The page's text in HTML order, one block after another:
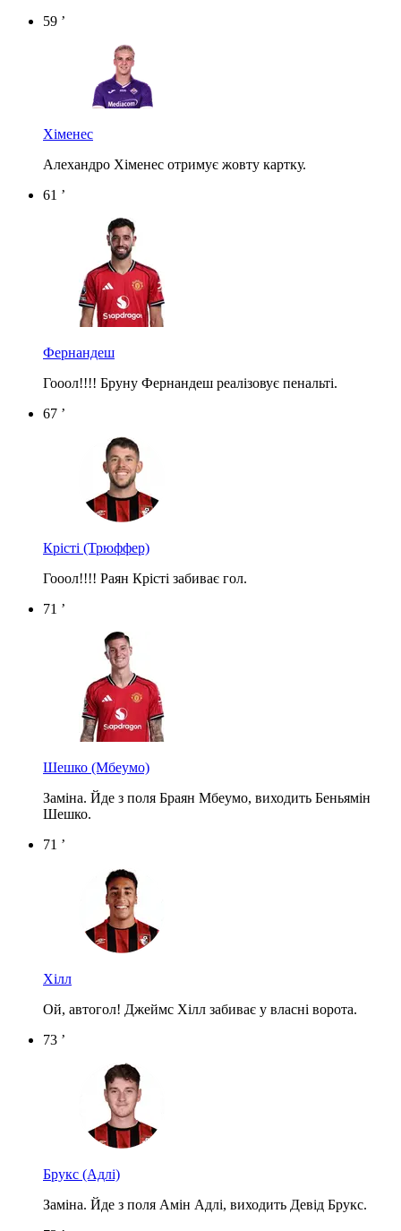
59 ’
Хіменес
Алехандро Хіменес отримує жовту картку.
61 ’
Фернандеш
Гооол!!!! Бруну Фернандеш реалізовує пенальті.
67 ’
Крісті (Трюффер)
Гооол!!!! Раян Крісті забиває гол.
71 ’
Шешко (Мбеумо)
Заміна. Йде з поля Браян Мбеумо, виходить Беньямін
Шешко.
71 ’
Хілл
Ой, автогол! Джеймс Хілл забиває у власні ворота.
73 ’
Брукс (Адлі)
Заміна. Йде з поля Амін Адлі, виходить Девід Брукс.